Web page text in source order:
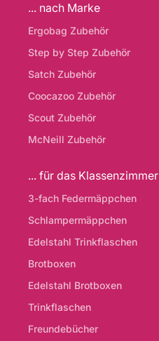
... nach Marke
Ergobag Zubehör
Step by Step Zubehör
Satch Zubehör
Coocazoo Zubehör
Scout Zubehör
McNeill Zubehör
... für das Klassenzimmer
3-fach Federmäppchen
Schlampermäppchen
Edelstahl Trinkflaschen
Brotboxen
Edelstahl Brotboxen
Trinkflaschen
Freundebücher